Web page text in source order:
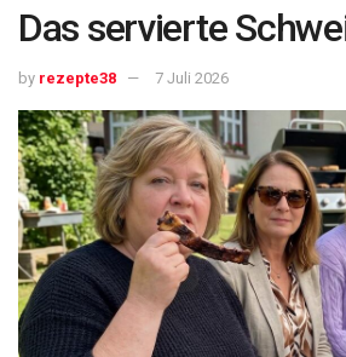
Das servierte
by rezepte38 7 Juli 2026